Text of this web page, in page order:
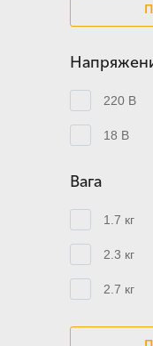
220 В
18 В
Вага
1.7 кг
2.3 кг
2.7 кг